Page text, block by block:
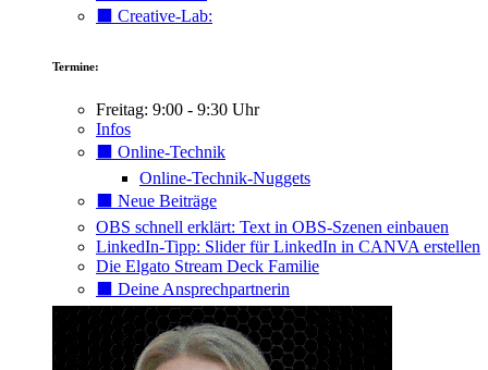
⬛️ Creative-Lab:
Termine:
Freitag: 9:00 - 9:30 Uhr
Infos
⬛️ Online-Technik
Online-Technik-Nuggets
⬛️ Neue Beiträge
OBS schnell erklärt: Text in OBS-Szenen einbauen
LinkedIn-Tipp: Slider für LinkedIn in CANVA erstellen
Die Elgato Stream Deck Familie
⬛️ Deine Ansprechpartnerin